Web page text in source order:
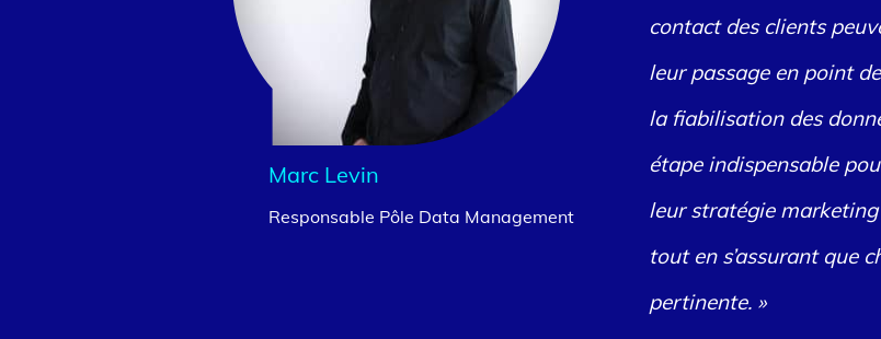
Marc Levin
Responsable Pôle Data Management
contact des clients
leur passage en point
la fiabilisation des
étape indispensable
leur stratégie
tout en s’assurant que
pertinente. »